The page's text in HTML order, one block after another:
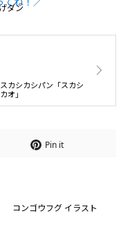
スカシカシパン「スカシ
カオ」
Pin it